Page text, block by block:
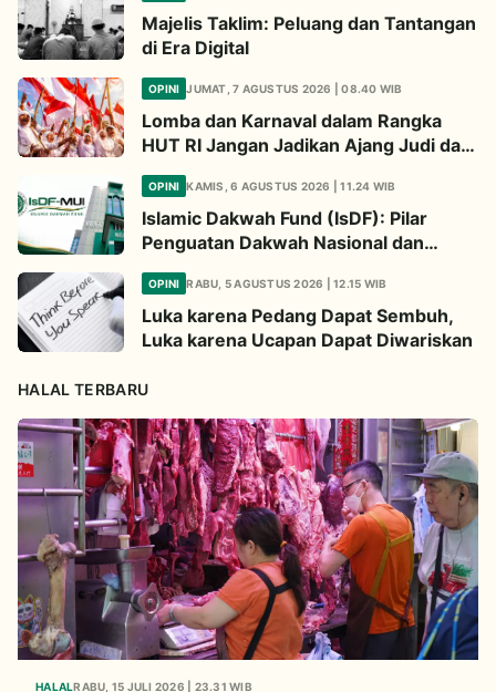
Majelis Taklim: Peluang dan Tantangan
di Era Digital
OPINI JUMAT, 7 AGUSTUS 2026 | 08.40 WIB
Lomba dan Karnaval dalam Rangka
HUT RI Jangan Jadikan Ajang Judi dan
OPINI KAMIS, 6 AGUSTUS 2026 | 11.24 WIB
Islamic Dakwah Fund (IsDF): Pilar
Penguatan Dakwah Nasional dan
OPINI RABU, 5 AGUSTUS 2026 | 12.15 WIB
Luka karena Pedang Dapat Sembuh,
Luka karena Ucapan Dapat Diwariskan
HALAL TERBARU
HALALRABU, 15 JULI 2026 | 23.31 WIB